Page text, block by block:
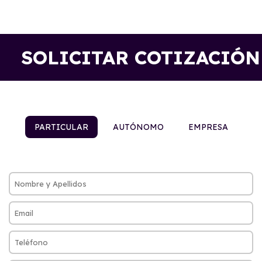
SOLICITAR COTIZACIÓN
PARTICULAR AUTÓNOMO EMPRESA